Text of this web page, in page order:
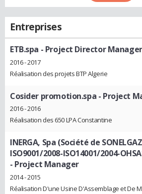
Entreprises
ETB.spa - Project Director Manager
2016 - 2017
Réalisation des projets BTP Algerie
Cosider promotion.spa - Project
2016 - 2016
Réalisation des 650 LPA Constantine
INERGA, Spa (Société de
ISO9001/2008-ISO14001/2004-
- Project Manager
2014 - 2015
Réalisation D'une Usine D'Assemblage et De